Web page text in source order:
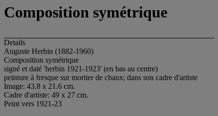
Composition symétrique
Details
Auguste Herbin (1882-1960)
Composition symétrique
signé et daté 'herbin 1921-1923' (en bas au centre)
peinture à fresque sur mortier de chaux; dans son cadre d'artiste
Image: 43.8 x 21.6 cm.
Cadre d'artiste: 49 x 27 cm.
Peint vers 1921-23